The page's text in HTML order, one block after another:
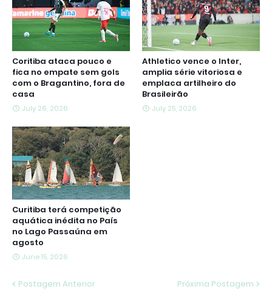
Coritiba ataca pouco e
fica no empate sem gols
com o Bragantino, fora de
casa
July 26, 2026
Athletico vence o Inter,
amplia série vitoriosa e
emplaca artilheiro do
Brasileirão
July 25, 2026
Curitiba terá competição
aquática inédita no País
no Lago Passaúna em
agosto
June 15, 2026
Postagem Anterior Próxima Postagem